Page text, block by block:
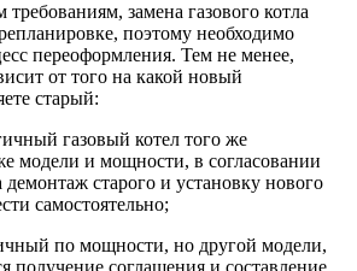
замена газового котла
поэтому необходимо
переоформления. Тем не менее,
от того на какой новый
старый:
газовый котел того же
модели и мощности, в согласовании
демонтаж старого и установку нового
самостоятельно;
по мощности, но другой модели,
получение соглашения и составление